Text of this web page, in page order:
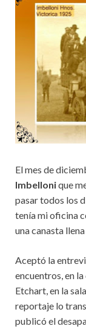
El mes de
Imbellonique
pasar todos los
tenía mi oficina
una canasta
Aceptó la
encuentros, en
Etchart, en la
reportaje lo
publicó el